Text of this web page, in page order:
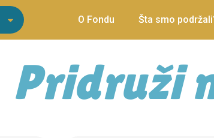
O Fondu Šta smo
Pridruži